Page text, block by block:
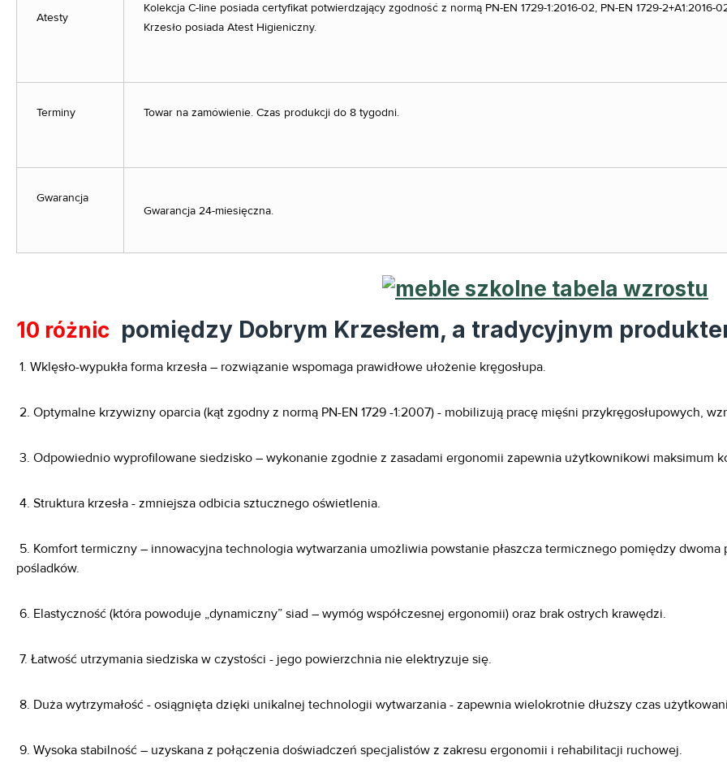
Atesty
Kolekcja C-line posiada certyfikat potwierdzający zgodność z normą PN-EN 1729-1:2016-02, PN-EN 1729-2+A1:2016-
Krzesło posiada Atest Higieniczny.
Terminy Towar na zamówienie. Czas produkcji do 8 tygodni.
Gwarancja
Gwarancja 24-miesięczna.
10 różnic pomiędzy Dobrym Krzesłem, a tradycyjnym
1. Wklęsło-wypukła forma krzesła – rozwiązanie wspomaga prawidłowe ułożenie kręgosłupa.
2. Optymalne krzywizny oparcia (kąt zgodny z normą PN-EN 1729 -1:2007) - mobilizują pracę mięśni przykręgosłupowych,
3. Odpowiednio wyprofilowane siedzisko – wykonanie zgodnie z zasadami ergonomii zapewnia użytkownikowi maksimum
4. Struktura krzesła - zmniejsza odbicia sztucznego oświetlenia.
5. Komfort termiczny – innowacyjna technologia wytwarzania umożliwia powstanie płaszcza termicznego pomiędzy dwoma
pośladków.
6. Elastyczność (która powoduje „dynamiczny” siad – wymóg współczesnej ergonomii) oraz brak ostrych krawędzi.
7. Łatwość utrzymania siedziska w czystości - jego powierzchnia nie elektryzuje się.
8. Duża wytrzymałość - osiągnięta dzięki unikalnej technologii wytwarzania - zapewnia wielokrotnie dłuższy czas
9. Wysoka stabilność – uzyskana z połączenia doświadczeń specjalistów z zakresu ergonomii i rehabilitacji ruchowej.